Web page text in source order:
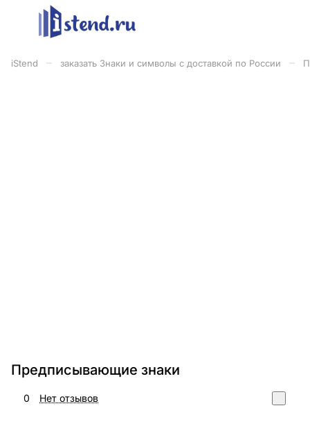
iStend заказать Знаки и символы с доставкой по России
Предписывающие знаки
0 Нет отзывов